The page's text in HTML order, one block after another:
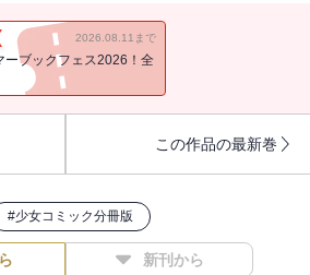
編の第23・24話分）が収録されていま
2026.08.11まで
ーブックフェス2026！全
この作品の最新巻
#少女コミック分冊版
新刊から